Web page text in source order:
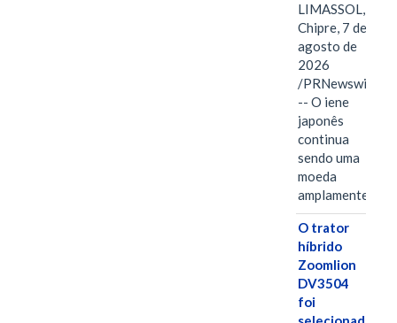
LIMASSOL,
Chipre, 7 de
agosto de
2026
/PRNewswire/
-- O iene
japonês
continua
sendo uma
moeda
amplamente…
O trator
híbrido
Zoomlion
DV3504
foi